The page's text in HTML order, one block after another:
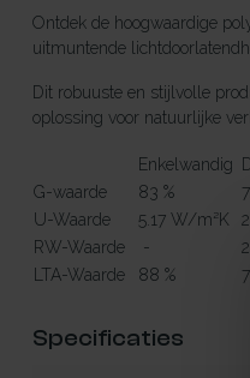
Ontdek de hoogwaardige
uitmuntende
Dit robuuste en stijlvolle
oplossing voor natuurlijke
Enkelwandig
G-waarde
83 %
U-Waarde
5.17 W/m²K
RW-Waarde
-
LTA-Waarde
88 %
Specificaties